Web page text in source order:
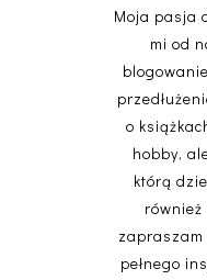
Moja pasja
mi od
o
hobby,
którą
zapraszam
pełnego